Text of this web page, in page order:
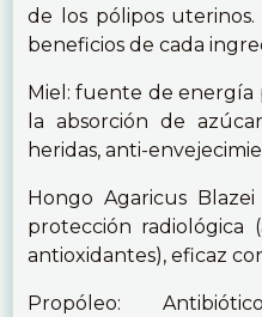
de los pólipos
beneficios de cada
Miel: fuente de energía
la absorción de
heridas, anti-
Hongo Agaricus
protección radiológica
antioxidantes), eficaz
Propóleo: